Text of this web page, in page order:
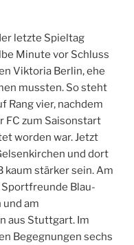
letzte Spieltag
Minute vor Schluss
Viktoria Berlin, ehe
mussten. So steht
Rang vier, nachdem
FC zum Saisonstart
worden war. Jetzt
und dort
kaum stärker sein. Am
Blau-
am
aus Stuttgart. Im
Begegnungen sechs